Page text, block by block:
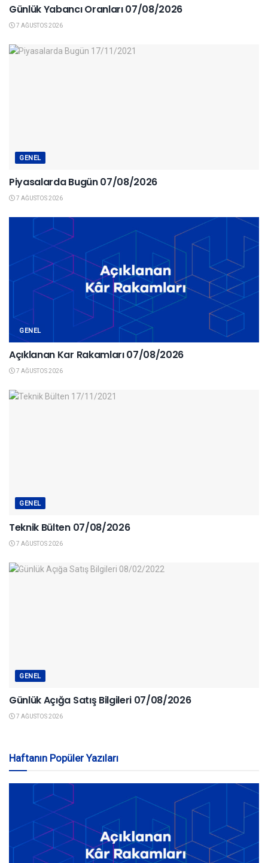
Günlük Yabancı Oranları 07/08/2026
7 AĞUSTOS 2026
GENEL
Piyasalarda Bugün 07/08/2026
7 AĞUSTOS 2026
GENEL
Açıklanan Kar Rakamları 07/08/2026
7 AĞUSTOS 2026
GENEL
Teknik Bülten 07/08/2026
7 AĞUSTOS 2026
GENEL
Günlük Açığa Satış Bilgileri 07/08/2026
7 AĞUSTOS 2026
Haftanın Popüler Yazıları